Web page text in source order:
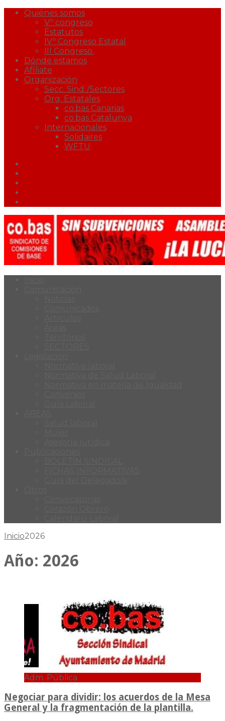
Quiénes somos
Vº congreso
Estatutos
IVº Congreso Estatal
III Congreso.
Dónde estamos
Afíliate
Organización
Secc. Sind./Sectores
Org. Estatales
co.bas Canarias
co.bas Catalunya
Internacionales
Solidaires
WFTU
Inicio2026
Año: 2026
Adm. Pública
Negociar para dividir: los acuerdos de la Mesa
General y la fragmentación de la plantilla.